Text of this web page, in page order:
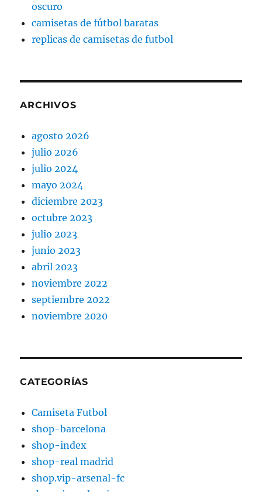
oscuro
camisetas de fútbol baratas
replicas de camisetas de futbol
ARCHIVOS
agosto 2026
julio 2026
julio 2024
mayo 2024
diciembre 2023
octubre 2023
julio 2023
junio 2023
abril 2023
noviembre 2022
septiembre 2022
noviembre 2020
CATEGORÍAS
Camiseta Futbol
shop-barcelona
shop-index
shop-real madrid
shop.vip-arsenal-fc